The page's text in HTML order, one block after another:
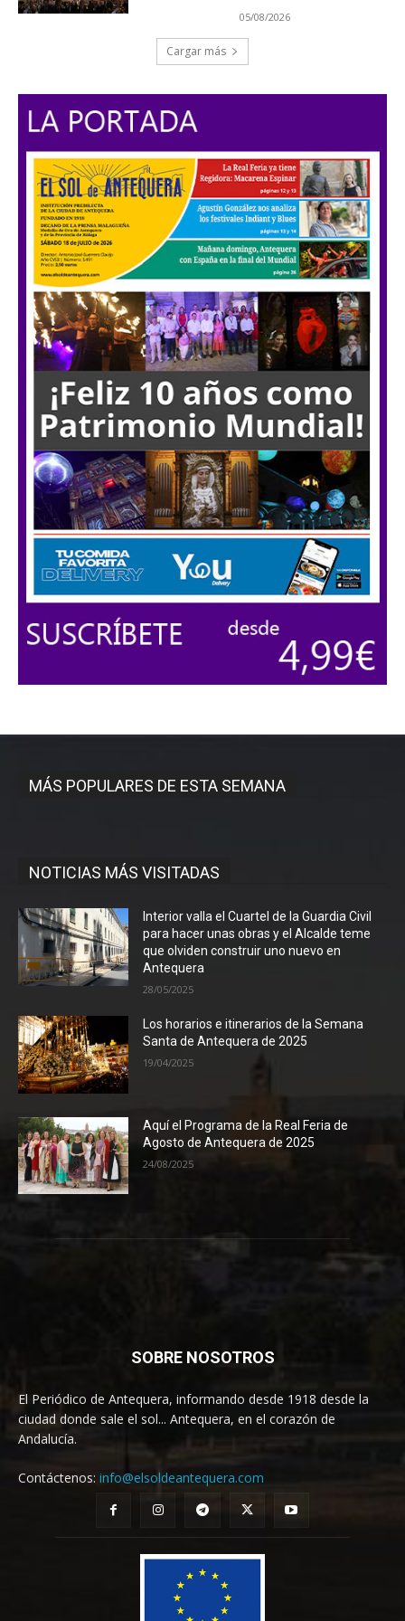
05/08/2026
Cargar más
MÁS POPULARES DE ESTA SEMANA
NOTICIAS MÁS VISITADAS
Interior valla el Cuartel de la Guardia Civil
para hacer unas obras y el Alcalde teme
que olviden construir uno nuevo en
Antequera
28/05/2025
Los horarios e itinerarios de la Semana
Santa de Antequera de 2025
19/04/2025
Aquí el Programa de la Real Feria de
Agosto de Antequera de 2025
24/08/2025
SOBRE NOSOTROS
El Periódico de Antequera, informando desde 1918 desde la
ciudad donde sale el sol... Antequera, en el corazón de
Andalucía.
Contáctenos: info@elsoldeantequera.com